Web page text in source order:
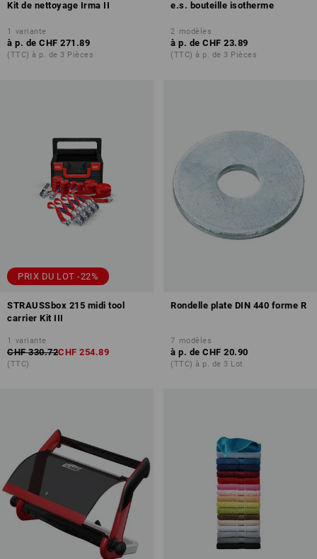
Kit de nettoyage Irma II
1 variante
à p. de CHF 271.89
(TTC) à p. de 3 Pièces
e.s. bouteille isotherme
2 modèles
à p. de CHF 23.89
(TTC) à p. de 3 Pièces
PRIX DU LOT -22%
STRAUSSbox 215 midi tool
carrier Kit III
1 variante
CHF 330.72CHF 254.89
(TTC)
Rondelle plate DIN 440 forme R
7 modèles
à p. de CHF 20.90
(TTC) à p. de 3 Lot